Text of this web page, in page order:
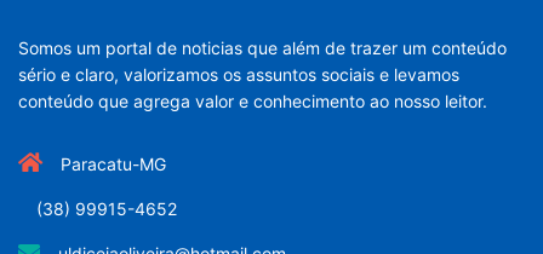
Somos um portal de noticias que além de trazer um conteúdo
sério e claro, valorizamos os assuntos sociais e levamos
conteúdo que agrega valor e conhecimento ao nosso leitor.
Paracatu-MG
(38) 99915-4652